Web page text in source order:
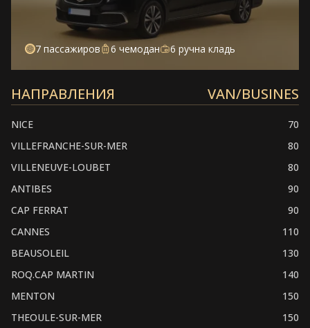
7 пассажиров 6 чемодан 6 ручна кладь
НАПРАВЛЕНИЯ VAN/BUSINES
NICE
70
VILLEFRANCHE-SUR-MER
80
VILLENEUVE-LOUBET
80
ANTIBES
90
CAP FERRAT
90
CANNES
110
BEAUSOLEIL
130
ROQ.CAP MARTIN
140
MENTON
150
THEOULE-SUR-MER
150